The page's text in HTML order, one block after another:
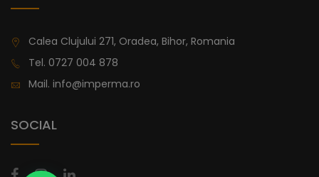
Calea Clujului 271, Oradea, Bihor, Romania
Tel. 0727 004 878
Mail. info@imperma.ro
SOCIAL